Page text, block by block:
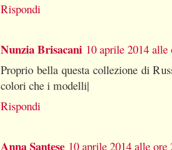
Rispondi
Nunzia Brisacani 10 aprile 2014 alle
Proprio bella questa collezione di
colori che i modelli|
Rispondi
Anna Santese 10 aprile 2014 alle ore